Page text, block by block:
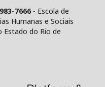
7666- Escola de
Humanas e Sociais
Estado do Rio de